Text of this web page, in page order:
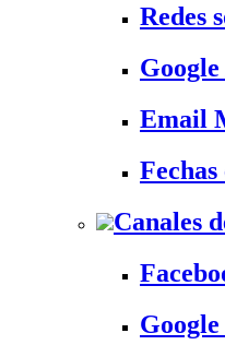
Redes
Google
Email
Fechas
Canales